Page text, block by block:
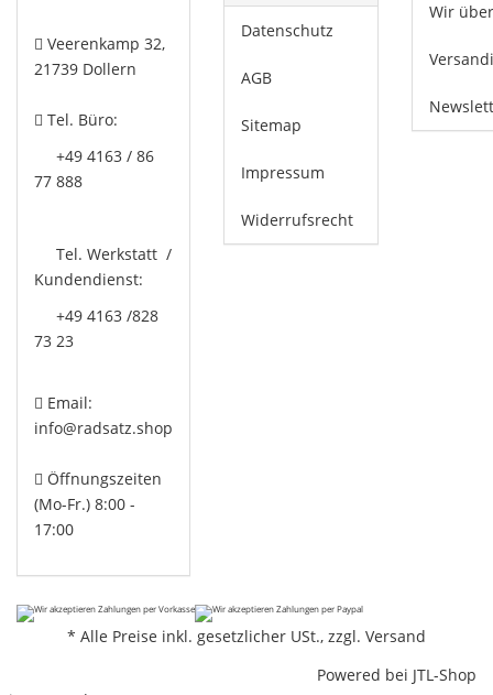
Veerenkamp 32,
21739 Dollern
Tel. Büro:
+49 4163 / 86
77 888
Tel. Werkstatt /
Kundendienst:
+49 4163 /828
73 23
Email:
info@radsatz.shop
Öffnungszeiten
(Mo-Fr.) 8:00 -
17:00
Datenschutz
AGB
Sitemap
Impressum
Widerrufsrecht
Wir
* Alle Preise inkl. gesetzlicher USt., zzgl. Versand
Powered bei JTL-Shop